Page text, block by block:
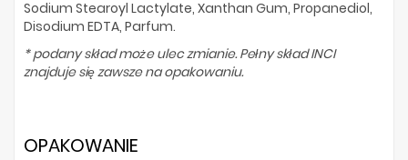
Sodium Stearoyl Lactylate, Xanthan Gum, Propanediol,
Disodium EDTA, Parfum.
* podany skład może ulec zmianie. Pełny skład INCI
znajduje się zawsze na opakowaniu.
OPAKOWANIE